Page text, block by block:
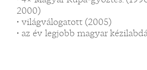
2000)
• világválogatott (2005)
• az év legjobb magyar